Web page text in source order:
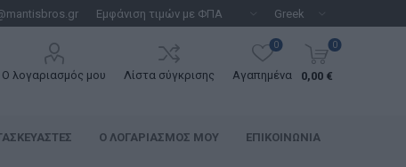
Ο λογαριασμός μου Λίστα σύγκρισης Αγαπημένα
0 0
0,00 €
Ο ΛΟΓΑΡΙΑΣΜΌΣ ΜΟΥ ΕΠΙΚΟΙΝΩΝΊΑ